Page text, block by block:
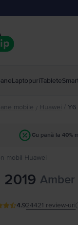
LaptopuriTablete
mobile / Huawei / Y6
Cu până la 40%
mobil Huawei
2019 Amber
4.924421 review-uri